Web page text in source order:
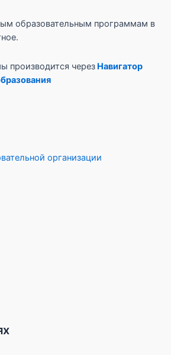
образовательным программам в
производится через Навигатор
организации